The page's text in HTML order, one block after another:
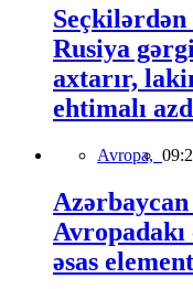
Rusiya
axtarır,
ehtimalı
Avropa,
əsas